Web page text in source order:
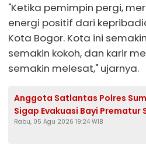
"Ketika pemimpin pergi,
energi positif dari
Kota Bogor. Kota ini
semakin kokoh, dan karir
semakin melesat," ujarnya.
Anggota Satlantas Polres
Sigap Evakuasi Bayi Prematur
Ambulans Pecah Ban
Rabu, 05 Agu 2026 19:24 WIB